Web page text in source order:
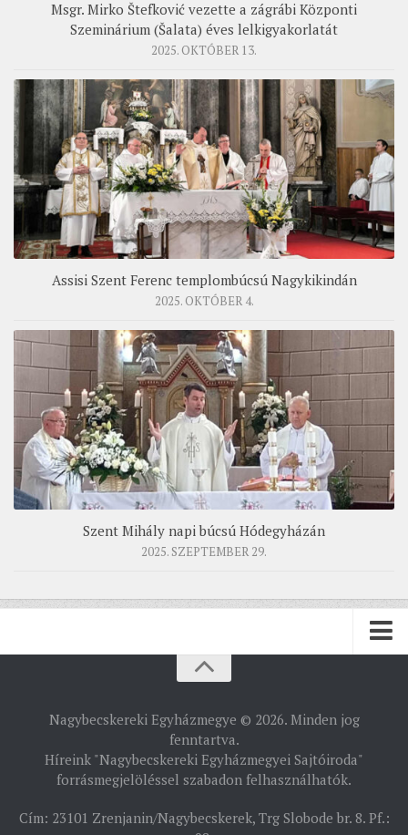
Msgr. Mirko Štefković vezette a zágrábi Központi
Szeminárium (Šalata) éves lelkigyakorlatát
2025. OKTÓBER 13.
Assisi Szent Ferenc templombúcsú Nagykikindán
2025. OKTÓBER 4.
Szent Mihály napi búcsú Hódegyházán
2025. SZEPTEMBER 29.
TÖRTÉNELEM
EGYHÁZMEGYEI LEVÉLTÁR
Nagybecskereki Egyházmegye © 2026. Minden jog
fenntartva.
Híreink "Nagybecskereki Egyházmegyei Sajtóiroda"
forrásmegjelöléssel szabadon felhasználhatók.
Cím: 23101 Zrenjanin/Nagybecskerek, Trg Slobode br. 8. Pf.: